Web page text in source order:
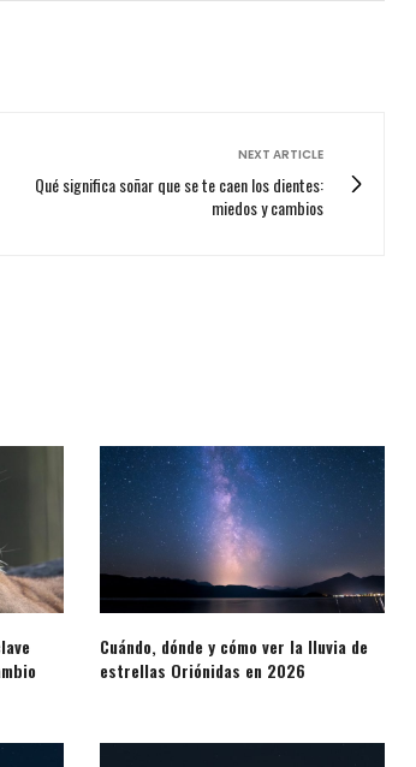
NEXT ARTICLE
Qué significa soñar que se te caen los dientes:
miedos y cambios
Cuándo, dónde y cómo ver la lluvia de
estrellas Oriónidas en 2026